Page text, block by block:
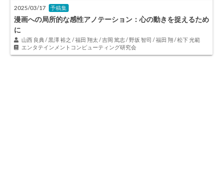
2025/03/17 予稿集
漫画への局所的な感性アノテーション：心の動きを捉えるため
に
山西 良典 / 黒澤 裕之 / 福田 翔太 / 吉岡 篤志 / 野坂 智司 / 福田 翔 / 松下 光範
エンタテインメントコンピューティング研究会